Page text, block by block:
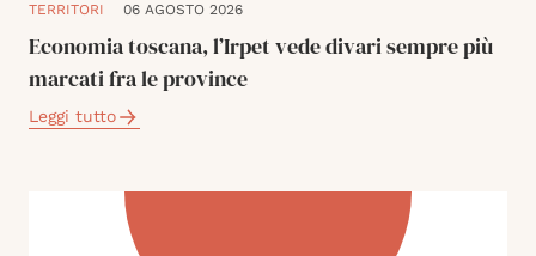
TERRITORI 06 AGOSTO 2026
Economia toscana, l’Irpet vede divari sempre più
marcati fra le province
Leggi tutto